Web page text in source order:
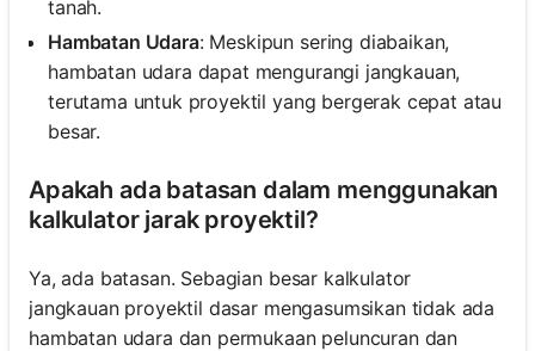
tanah.
Hambatan Udara: Meskipun sering diabaikan,
hambatan udara dapat mengurangi jangkauan,
terutama untuk proyektil yang bergerak cepat atau
besar.
Apakah ada batasan dalam menggunakan
kalkulator jarak proyektil?
Ya, ada batasan. Sebagian besar kalkulator
jangkauan proyektil dasar mengasumsikan tidak ada
hambatan udara dan permukaan peluncuran dan